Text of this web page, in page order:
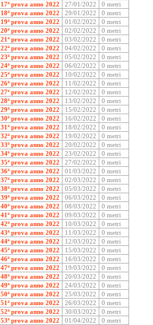
17ª prova anno 2022
27/01/2022
0 metri
18ª prova anno 2022
29/01/2022
0 metri
19ª prova anno 2022
01/02/2022
0 metri
20ª prova anno 2022
02/02/2022
0 metri
21ª prova anno 2022
03/02/2022
0 metri
22ª prova anno 2022
04/02/2022
0 metri
23ª prova anno 2022
05/02/2022
0 metri
24ª prova anno 2022
06/02/2022
0 metri
25ª prova anno 2022
10/02/2022
0 metri
26ª prova anno 2022
11/02/2022
0 metri
27ª prova anno 2022
12/02/2022
0 metri
28ª prova anno 2022
13/02/2022
0 metri
29ª prova anno 2022
15/02/2022
0 metri
30ª prova anno 2022
16/02/2022
0 metri
31ª prova anno 2022
18/02/2022
0 metri
32ª prova anno 2022
19/02/2022
0 metri
33ª prova anno 2022
20/02/2022
0 metri
34ª prova anno 2022
23/02/2022
0 metri
35ª prova anno 2022
27/02/2022
0 metri
36ª prova anno 2022
01/03/2022
0 metri
37ª prova anno 2022
02/03/2022
0 metri
38ª prova anno 2022
05/03/2022
0 metri
39ª prova anno 2022
06/03/2022
0 metri
40ª prova anno 2022
08/03/2022
0 metri
41ª prova anno 2022
09/03/2022
0 metri
42ª prova anno 2022
10/03/2022
0 metri
43ª prova anno 2022
11/03/2022
0 metri
44ª prova anno 2022
12/03/2022
0 metri
45ª prova anno 2022
15/03/2022
0 metri
46ª prova anno 2022
16/03/2022
0 metri
47ª prova anno 2022
19/03/2022
0 metri
48ª prova anno 2022
20/03/2022
0 metri
49ª prova anno 2022
24/03/2022
0 metri
50ª prova anno 2022
25/03/2022
0 metri
51ª prova anno 2022
26/03/2022
0 metri
52ª prova anno 2022
30/03/2022
0 metri
53ª prova anno 2022
01/04/2022
0 metri